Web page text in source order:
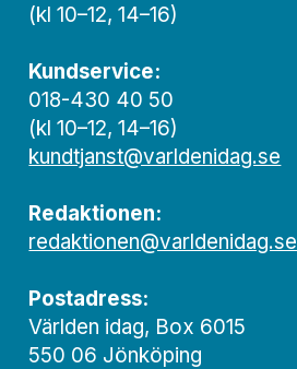
(kl 10–12, 14–16)
Kundservice:
018-430 40 50
(kl 10–12, 14–16)
kundtjanst@varldenidag.se
Redaktionen:
redaktionen@varldenidag.se
Postadress:
Världen idag, Box 6015
550 06 Jönköping